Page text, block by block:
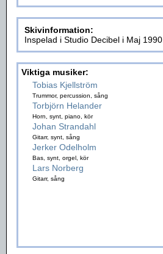
Skivinformation:
Inspelad i Studio Decibel i Maj 1990.
Viktiga musiker:
Tobias Kjellström
Trummor, percussion, sång
Torbjörn Helander
Horn, synt, piano, kör
Johan Strandahl
Gitarr, synt, sång
Jerker Odelholm
Bas, synt, orgel, kör
Lars Norberg
Gitarr, sång